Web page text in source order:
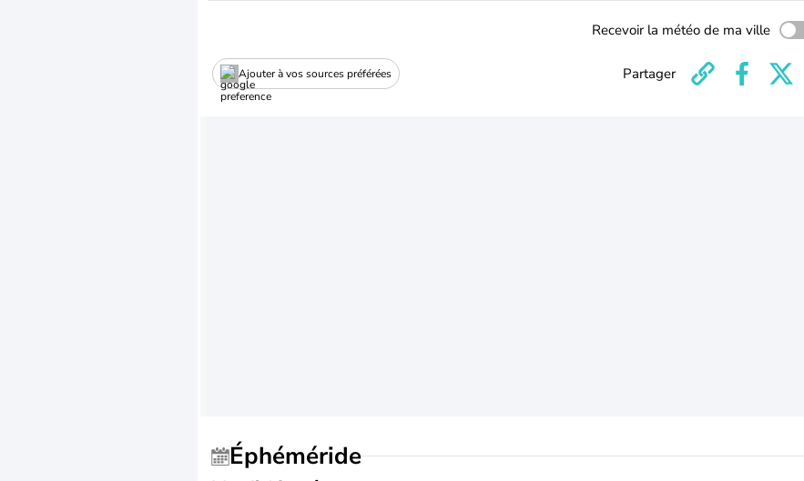
Recevoir la météo de ma ville
Ajouter à vos sources préférées Partager
Éphéméride